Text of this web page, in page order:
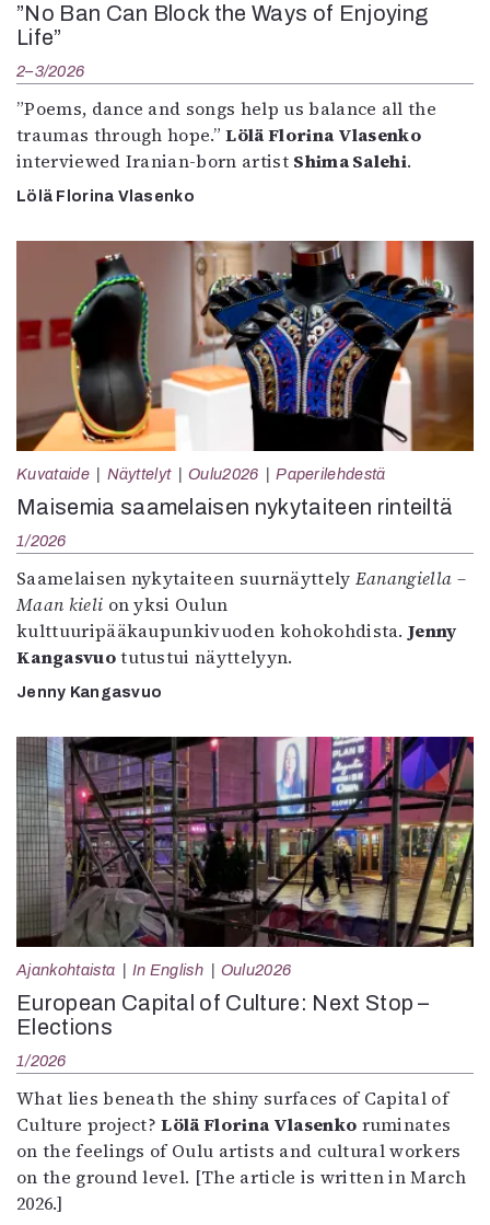
”No Ban Can Block the Ways of Enjoying
Life”
2–3/2026
”Poems, dance and songs help us balance all the
traumas through hope.”Lölä Florina Vlasenko
interviewed Iranian-born artist Shima Salehi.
Lölä Florina Vlasenko
Kuvataide Näyttelyt Oulu2026 Paperilehdestä
Maisemia saamelaisen nykytaiteen rinteiltä
1/2026
Saamelaisen nykytaiteen suurnäyttely Eanangiella –
Maan kieli on yksi Oulun
kulttuuripääkaupunkivuoden kohokohdista.Jenny
Kangasvuotutustui näyttelyyn.
Jenny Kangasvuo
Ajankohtaista In English Oulu2026
European Capital of Culture: Next Stop –
Elections
1/2026
What lies beneath the shiny surfaces of Capital of
Culture project?Lölä Florina Vlasenko ruminates
on the feelings of Oulu artists and cultural workers
on the ground level. [The article is written in March
2026.]